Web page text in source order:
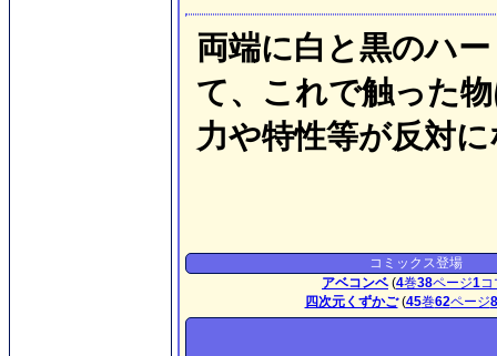
両端に白と黒のハ
て、これで触った
力や特性等が反対
コミックス登場
アベコンベ (4巻38ページ1コ
四次元くずかご(45巻62ページ8